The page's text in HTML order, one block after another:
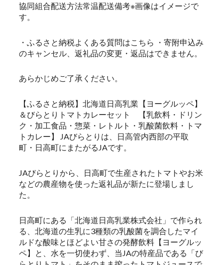
協同組合配送方法常温配送備考※画像はイメージで
す。
・ふるさと納税よくある質問はこちら ・寄附申込み
のキャンセル、返礼品の変更・返品はできません。
あらかじめご了承ください。
【ふるさと納税】北海道日高乳業【ヨーグルッペ】
＆びらとりトマトカレーセット 【乳飲料・ドリン
ク・加工食品・惣菜・レトルト・乳酸菌飲料・トマ
トカレー】 JAびらとりは、日高管内西部の平取
町・日高町にまたがるJAです。
JAびらとりから、日高町で生産されたトマトやお米
などの農産物を使った返礼品が新たに登場しまし
た。
日高町にある「北海道日高乳業株式会社」で作られ
る、北海道の生乳に3種類の乳酸菌を調合したマイ
ルドな酸味とほどよい甘さの発酵飲料【ヨーグルッ
ペ】と、水を一切使わず、当JAの特産品である「び